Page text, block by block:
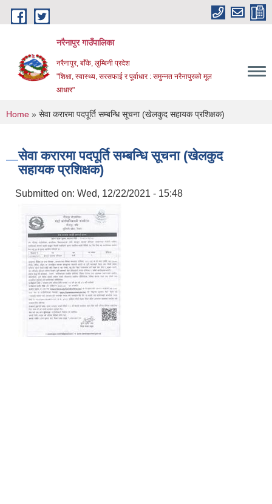
Skip to main content
नरैनापुर गाउँपालिका
नरैनापुर, बाँके, लुम्बिनी प्रदेश
"शिक्षा, स्वास्थ्य, सरसफाई र पूर्वाधार : समुन्नत नरैनापुरको मूल
आधार"
You are here
Home » सेवा करारमा पदपूर्ति सम्बन्धि सूचना (खेलकुद सहायक प्रशिक्षक)
सेवा करारमा पदपूर्ति सम्बन्धि सूचना (खेलकुद
सहायक प्रशिक्षक)
Submitted on: Wed, 12/22/2021 - 15:48